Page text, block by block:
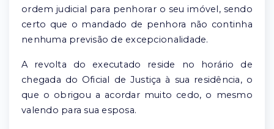
ordem judicial para penhorar o seu imóvel, sendo
certo que o mandado de penhora não continha
nenhuma previsão de excepcionalidade.
A revolta do executado reside no horário de
chegada do Oficial de Justiça à sua residência, o
que o obrigou a acordar muito cedo, o mesmo
valendo para sua esposa.